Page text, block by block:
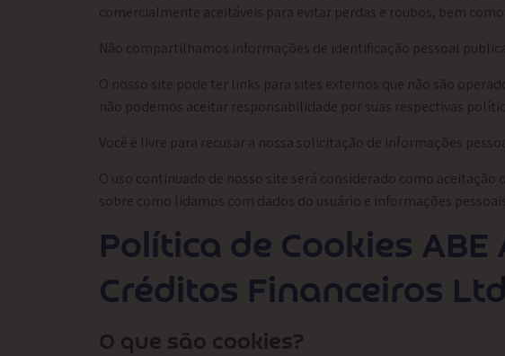
comercialmente aceitáveis ​​para evitar perdas e roubos, bem
Não compartilhamos informações de identificação pessoal
O nosso site pode ter links para sites externos que não são
não podemos aceitar responsabilidade por suas respectivas
Você é livre para recusar a nossa solicitação de informações
O uso continuado de nosso site será considerado como
sobre como lidamos com dados do usuário e informações
Política de Cookies
Créditos Financeiros
O que são cookies?